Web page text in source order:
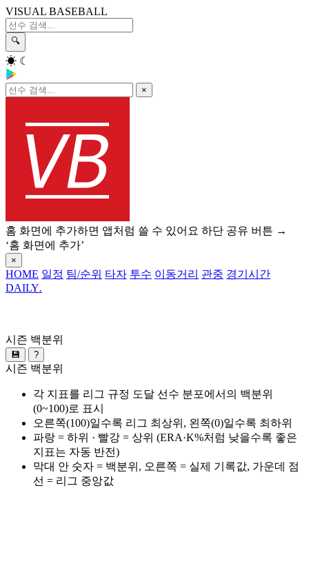
VISUAL BASEBALL
🔍
☀ ☾
×
홈 화면에 추가하면 앱처럼 쓸 수 있어요 하단 공유 버튼 →
‘홈 화면에 추가’
×
HOME 일정 팀/순위 타자 투수 이동거리 관중 경기시간
DAILY.
시즌 백분위
💾 ?
시즌 백분위
각 지표를 리그 규정 도달 선수 분포에서의 백분위
(0~100)로 표시
오른쪽(100)일수록 리그 최상위, 왼쪽(0)일수록 최하위
파랑 = 하위 · 빨강 = 상위 (ERA·K%처럼 낮을수록 좋은
지표는 자동 반전)
막대 안 숫자 = 백분위, 오른쪽 = 실제 기록값, 가운데 점
선 = 리그 중앙값